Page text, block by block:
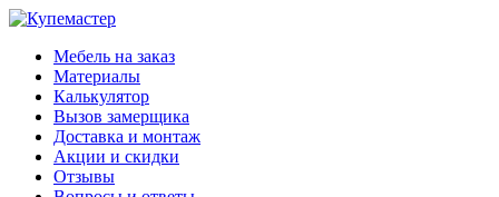
Мебель на заказ
Материалы
Калькулятор
Вызов замерщика
Доставка и монтаж
Акции и скидки
Отзывы